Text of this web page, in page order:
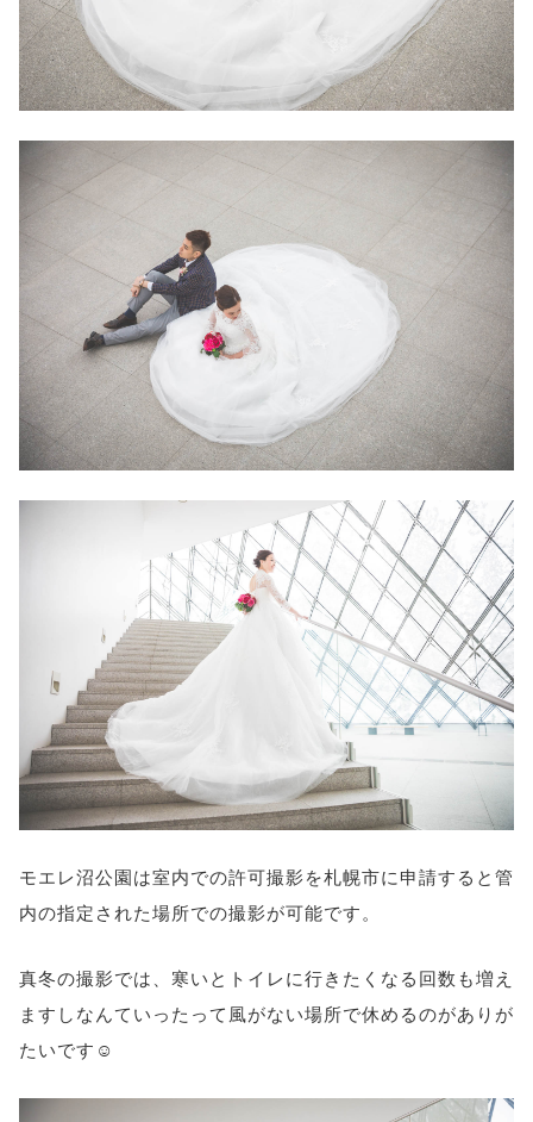
モエレ沼公園は室内での許可撮影を札幌市に申請すると管
内の指定された場所での撮影が可能です。
真冬の撮影では、寒いとトイレに行きたくなる回数も増え
ますしなんていったって風がない場所で休めるのがありが
たいです☺